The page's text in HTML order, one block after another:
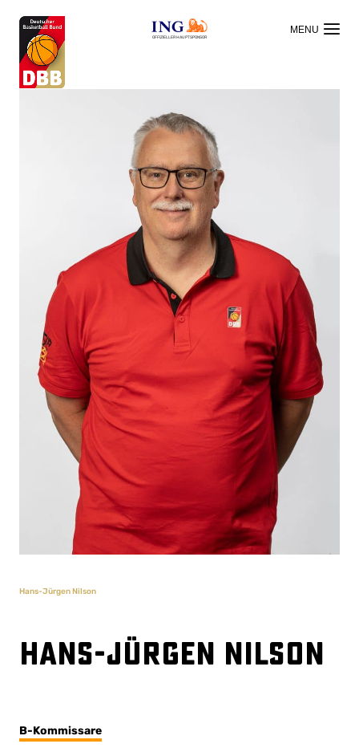
OFFIZIELLER HAUPTSPONSOR
Hans-Jürgen Nilson
Hans-Jürgen Nilson
B-Kommissare